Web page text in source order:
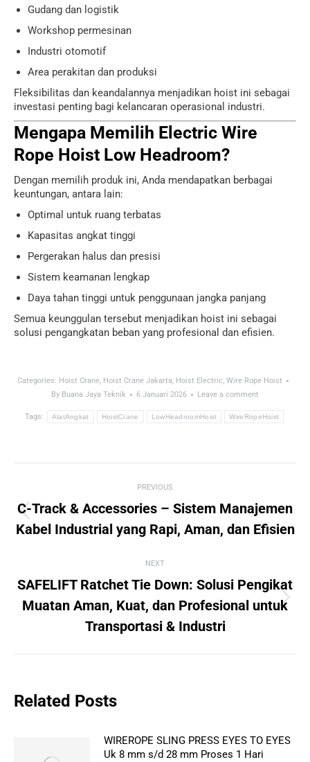
Gudang dan logistik
Workshop permesinan
Industri otomotif
Area perakitan dan produksi
Fleksibilitas dan keandalannya menjadikan hoist ini sebagai
investasi penting bagi kelancaran operasional industri.
Mengapa Memilih Electric Wire
Rope Hoist Low Headroom?
Dengan memilih produk ini, Anda mendapatkan berbagai
keuntungan, antara lain:
Optimal untuk ruang terbatas
Kapasitas angkat tinggi
Pergerakan halus dan presisi
Sistem keamanan lengkap
Daya tahan tinggi untuk penggunaan jangka panjang
Semua keunggulan tersebut menjadikan hoist ini sebagai
solusi pengangkatan beban yang profesional dan efisien.
Categories: Hoist Crane, Hoist Crane Jakarta, Hoist Electric, Wire Rope Hoist
By Buana Jaya Teknik 6 Januari 2026 Leave a comment
Tags: AlatAngkat HoistCrane LowHeadroomHoist WireRopeHoist
PREVIOUS
Previous
post:
C-Track & Accessories – Sistem Manajemen
Kabel Industrial yang Rapi, Aman, dan Efisien
NEXT
Next
SAFELIFT Ratchet Tie Down: Solusi Pengikat
Muatan Aman, Kuat, dan Profesional untuk
Transportasi & Industri
Related Posts
WIREROPE SLING PRESS EYES TO EYES
Uk 8 mm s/d 28 mm Proses 1 Hari